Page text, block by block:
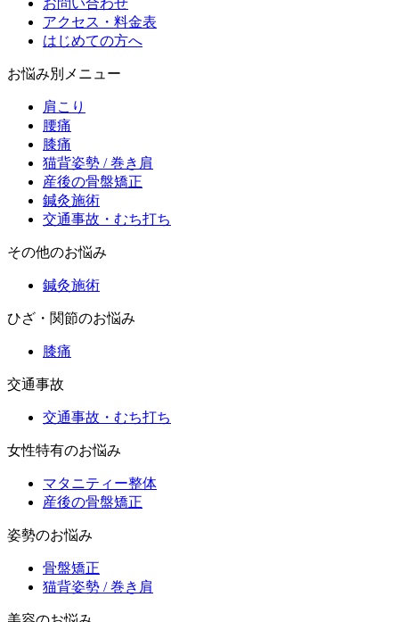
アクセス・料金表
はじめての方へ
お悩み別メニュー
肩こり
腰痛
膝痛
猫背姿勢 / 巻き肩
産後の骨盤矯正
鍼灸施術
交通事故・むち打ち
その他のお悩み
鍼灸施術
ひざ・関節のお悩み
膝痛
交通事故
交通事故・むち打ち
女性特有のお悩み
マタニティー整体
産後の骨盤矯正
姿勢のお悩み
骨盤矯正
猫背姿勢 / 巻き肩